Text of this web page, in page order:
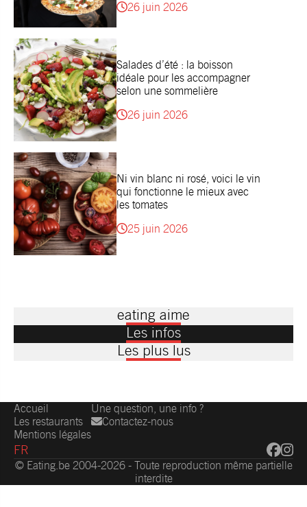
26 juin 2026
Salades d’été : la boisson
idéale pour les accompagner
selon une sommelière
26 juin 2026
Ni vin blanc ni rosé, voici le vin
qui fonctionne le mieux avec
les tomates
25 juin 2026
eating aime
Les infos
Les plus lus
Accueil
Les restaurants
Mentions légales
Une question, une info ?
Contactez-nous
FR
© Eating.be 2004-2026 - Toute reproduction même partielle
interdite